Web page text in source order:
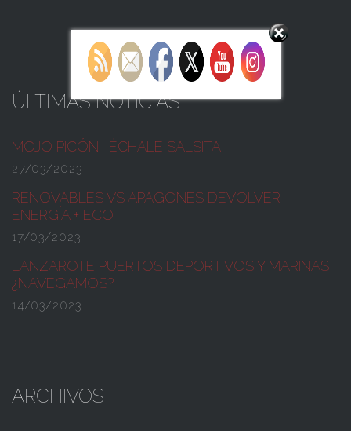
ÚLTIMAS NOTICIAS
MOJO PICÓN: ¡ÉCHALE SALSITA!
27/03/2023
RENOVABLES VS APAGONES DEVOLVER
ENERGÍA + ECO
17/03/2023
LANZAROTE PUERTOS DEPORTIVOS Y MARINAS
¿NAVEGAMOS?
14/03/2023
ARCHIVOS